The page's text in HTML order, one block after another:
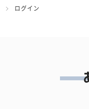
ログイン